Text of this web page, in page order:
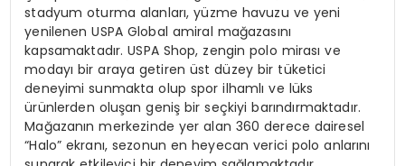
stadyum oturma alanları, yüzme havuzu ve yeni
yenilenen USPA Global amiral mağazasını
kapsamaktadır. USPA Shop, zengin polo mirasıve
modayıbir araya getiren üst düzey bir tüketici
deneyimi sunmakta olup spor ilhamlıve lüks
ürünlerden oluşan genişbir seçkiyi barındırmaktadır.
Mağazanın merkezinde yer alan 360 derece dairesel
“Halo”ekranı, sezonun en heyecan verici polo anlarını